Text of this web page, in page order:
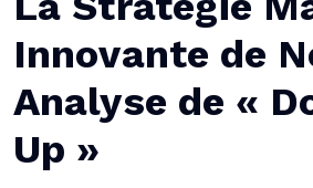
Innovante de
Analyse de «
Up »